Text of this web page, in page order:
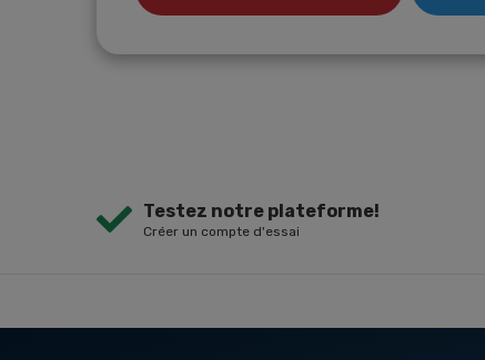
Testez notre plateforme!
Créer un compte d'essai